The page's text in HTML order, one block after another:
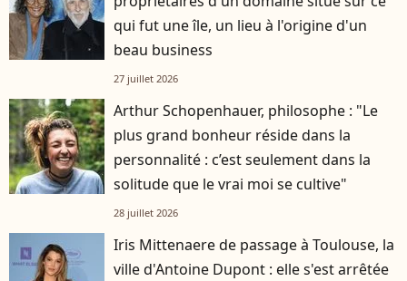
qui fut une île, un lieu à l'origine d'un
beau business
27 juillet 2026
Arthur Schopenhauer, philosophe : "Le
plus grand bonheur réside dans la
personnalité : c’est seulement dans la
solitude que le vrai moi se cultive"
28 juillet 2026
Iris Mittenaere de passage à Toulouse, la
ville d'Antoine Dupont : elle s'est arrêtée